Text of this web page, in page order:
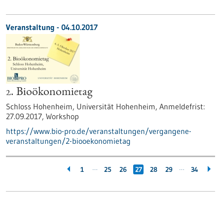
Veranstaltung - 04.10.2017
2. Bioökonomietag
Schloss Hohenheim, Universität Hohenheim, Anmeldefrist:
27.09.2017, Workshop
https://www.bio-pro.de/veranstaltungen/vergangene-
veranstaltungen/2-biooekonomietag
1 … 25 26 27 28 29 … 34